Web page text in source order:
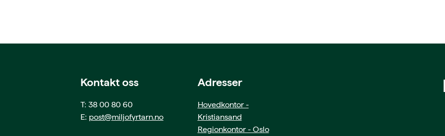
Kontakt oss
T: 38 00 80 60
E: post@miljofyrtarn.no
Adresser
Hovedkontor -
Kristiansand
Regionkontor - Oslo